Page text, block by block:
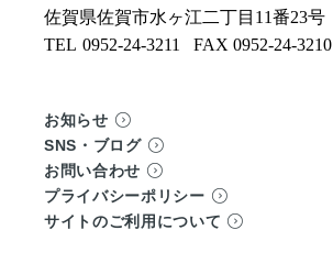
佐賀県佐賀市水ヶ江二丁目11番23号
TEL 0952-24-3211 FAX 0952-24-3210
お知らせ
SNS・ブログ
お問い合わせ
プライバシーポリシー
サイトのご利用について